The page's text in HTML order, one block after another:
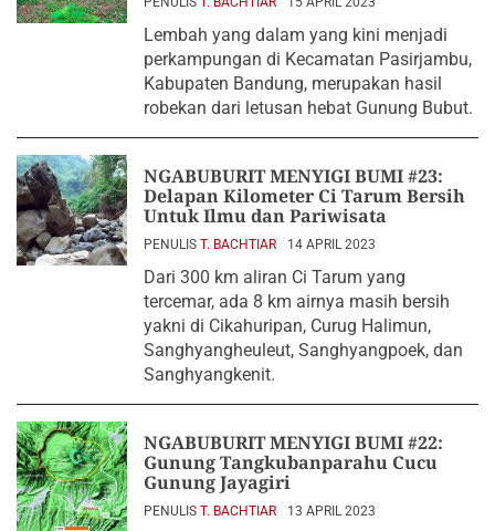
Lembah yang dalam yang kini menjadi
perkampungan di Kecamatan Pasirjambu,
Kabupaten Bandung, merupakan hasil
robekan dari letusan hebat Gunung Bubut.
NGABUBURIT MENYIGI BUMI #23:
Delapan Kilometer Ci Tarum Bersih
Untuk Ilmu dan Pariwisata
PENULIS T. BACHTIAR 14 APRIL 2023
Dari 300 km aliran Ci Tarum yang
tercemar, ada 8 km airnya masih bersih
yakni di Cikahuripan, Curug Halimun,
Sanghyangheuleut, Sanghyangpoek, dan
Sanghyangkenit.
NGABUBURIT MENYIGI BUMI #22:
Gunung Tangkubanparahu Cucu
Gunung Jayagiri
PENULIS T. BACHTIAR 13 APRIL 2023